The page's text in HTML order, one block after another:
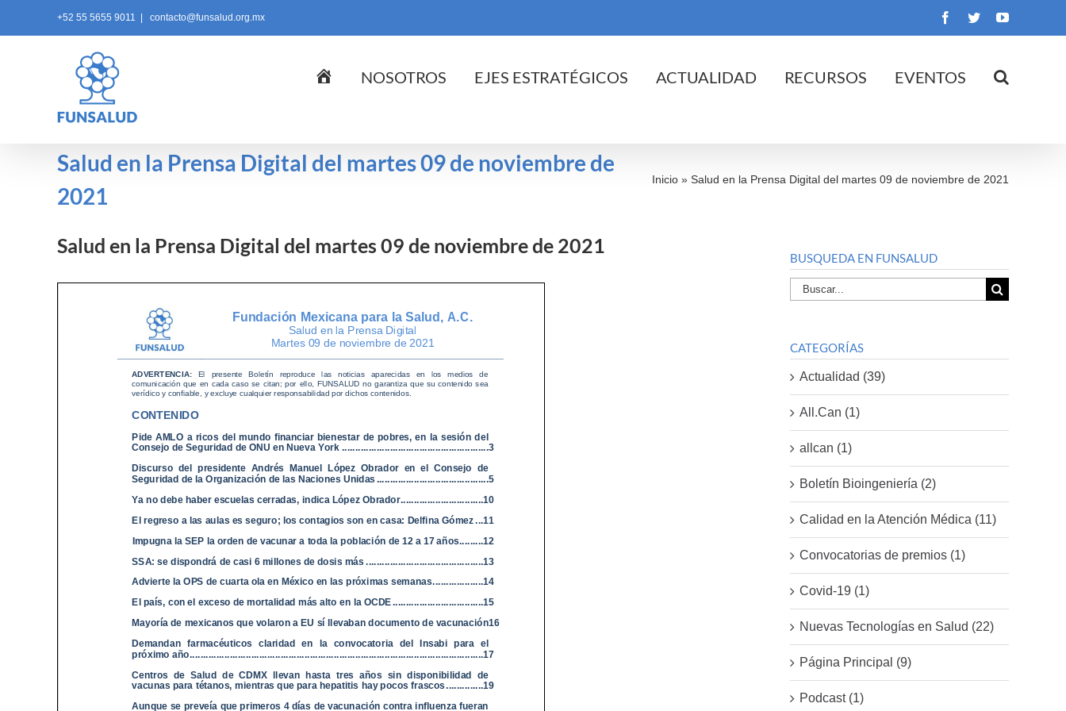
+52 55 5655 9011 contacto@funsalud.org.mx Facebook
TwitterYouTube
InicioNOSOTROS EJES ESTRATÉGICOS ACTUALIDAD RECURSOS EVENTOS
Salud en la Prensa Digital del martes 09 de noviembre de
2021
Inicio » Salud en la Prensa Digital del martes 09 de noviembre de 2021
Salud en la Prensa Digital del martes 09 de noviembre de 2021
BUSQUEDA EN FUNSALUD
Buscar
por:
CATEGORÍAS
Actualidad (39)
All.Can (1)
allcan (1)
Boletín Bioingeniería (2)
Calidad en la Atención Médica (11)
Convocatorias de premios (1)
Covid-19 (1)
Nuevas Tecnologías en Salud (22)
Página Principal (9)
Podcast (1)